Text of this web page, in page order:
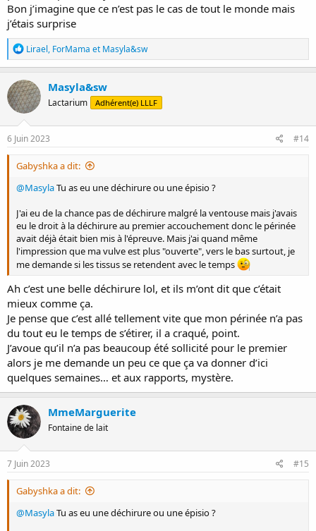
Bon j’imagine que ce n’est pas le cas de tout le monde mais
j’étais surprise
R
é
a
c
t
i
o
n
s
Lirael, ForMama et Masyla&sw
Masyla&sw
Lactarium Adhérent(e) LLLF
6 Juin 2023 #14
Gabyshka a dit:
@MasylaTu as eu une déchirure ou une épisio ?
J'ai eu de la chance pas de déchirure malgré la ventouse mais j'avais
eu le droit à la déchirure au premier accouchement donc le périnée
avait déjà était bien mis à l'épreuve. Mais j'ai quand même
l'impression que ma vulve est plus "ouverte", vers le bas surtout, je
me demande si les tissus se retendent avec le temps
Ah c’est une belle déchirure lol, et ils m’ont dit que c’était
mieux comme ça.
Je pense que c’est allé tellement vite que mon périnée n’a pas
du tout eu le temps de s’étirer, il a craqué, point.
J’avoue qu’il n’a pas beaucoup été sollicité pour le premier
alors je me demande un peu ce que ça va donner d’ici
quelques semaines… et aux rapports, mystère.
MmeMarguerite
Fontaine de lait
7 Juin 2023 #15
Gabyshka a dit:
@MasylaTu as eu une déchirure ou une épisio ?